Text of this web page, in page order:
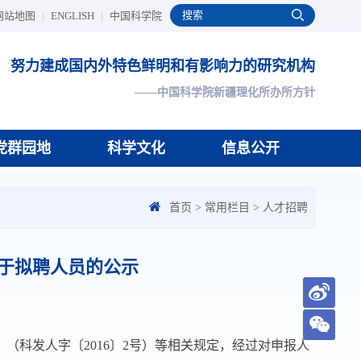
站地图 | ENGLISH | 中国科学院
努力建成国内外特色鲜明和有影响力的研究机构
——中国科学院新疆理化所办所方针
群园地 科学文化 信息公开
首页 > 常用栏目 > 人才招聘
拟聘人员的公示
（科发人字〔2016〕 2号）等相关规定，经过对申报人